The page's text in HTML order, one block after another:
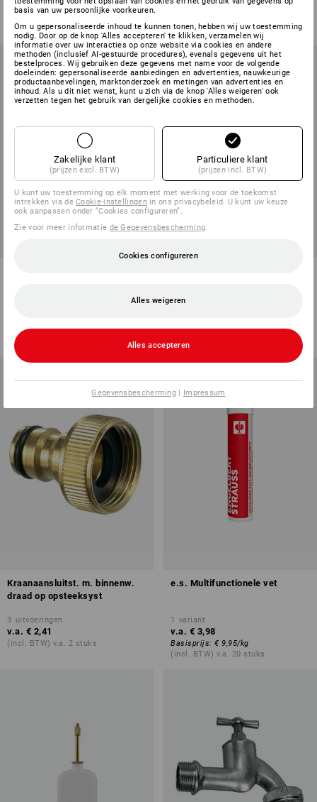
v.a. € 2,89 € 4,59
(incl. BTW) v.a. 2 stuks Basisprijs:€ 0,04/meter
(incl. BTW) v.a. 20 stuks
Kraanaansluitst. m. binnenw.
draad op opsteeksyst
3 uitvoeringen
v.a. € 2,41
(incl. BTW) v.a. 2 stuks
e.s. Multifunctionele vet
1 variant
v.a. € 3,98
Basisprijs: € 9,95/kg
(incl. BTW) v.a. 20 stuks
basis van uw persoonlijke voorkeuren.
Om u gepersonaliseerde inhoud te kunnen tonen, hebben wij uw toestemming
nodig. Door op de knop 'Alles accepteren' te klikken, verzamelen wij
informatie over uw interacties op onze website via cookies en andere
methoden (inclusief AI-gestuurde procedures), evenals gegevens uit het
bestelproces. Wij gebruiken deze gegevens met name voor de volgende
doeleinden: gepersonaliseerde aanbiedingen en advertenties, nauwkeurige
productaanbevelingen, marktonderzoek en metingen van advertenties en
inhoud. Als u dit niet wenst, kunt u zich via de knop 'Alles weigeren' ook
verzetten tegen het gebruik van dergelijke cookies en methoden.
Zakelijke klant
(prijzen excl. BTW)
Particuliere klant
(prijzen incl. BTW)
U kunt uw toestemming op elk moment met werking voor de toekomst
intrekken via deCookie-instellingenin ons privacybeleid. U kunt uw keuze
ook aanpassen onder “Cookies configureren”.
Zie voor meer informatie de Gegevensbescherming
Cookies configureren
Alles weigeren
Alles accepteren
Gegevensbescherming | Impressum